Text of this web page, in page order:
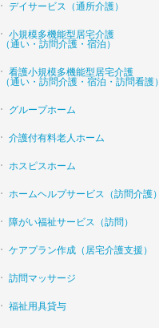
デイサービス（通所介護）
小規模多機能型居宅介護
（通い・訪問介護・宿泊）
看護小規模多機能型居宅介護
（通い・訪問介護・宿泊・訪問看護）
グループホーム
介護付有料老人ホーム
ホスピスホーム
ホームヘルプサービス（訪問介護）
障がい福祉サービス（訪問）
ケアプラン作成（居宅介護支援）
訪問マッサージ
福祉用具貸与